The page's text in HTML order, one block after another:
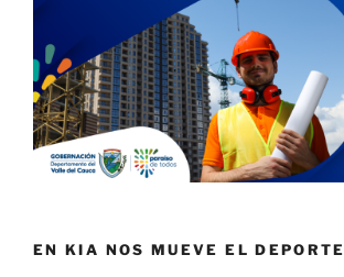
EN KIA NOS MUEVE EL DEPORTE